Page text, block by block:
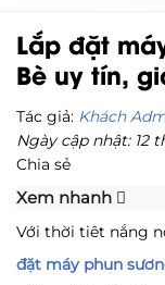
Lắp đặt
Bè uy tín,
Tác giả: Khách
Ngày cập nhật: 12
Chia sẻ
Xem nhanh
Với thời tiêt nắng
đặt máy phun